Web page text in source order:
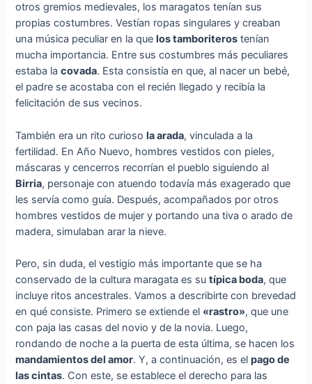
otros gremios medievales, los maragatos tenían sus
propias costumbres. Vestían ropas singulares y creaban
una música peculiar en la que los tamboriteros tenían
mucha importancia. Entre sus costumbres más peculiares
estaba lacovada. Esta consistía en que, al nacer un bebé,
el padre se acostaba con el recién llegado y recibía la
felicitación de sus vecinos.
También era un rito curiosola arada, vinculada a la
fertilidad. En Año Nuevo, hombres vestidos con pieles,
máscaras y cencerros recorrían el pueblo siguiendo al
Birria, personaje con atuendo todavía más exagerado que
les servía como guía. Después, acompañados por otros
hombres vestidos de mujer y portando una tiva o arado de
madera, simulaban arar la nieve.
Pero, sin duda, el vestigio más importante que se ha
conservado de la cultura maragata es sutípica boda, que
incluye ritos ancestrales. Vamos a describirte con brevedad
en qué consiste. Primero se extiende el «rastro», que une
con paja las casas del novio y de la novia. Luego,
rondando de noche a la puerta de esta última, se hacen los
mandamientos del amor. Y, a continuación, es elpago de
las cintas. Con este, se establece el derecho para las